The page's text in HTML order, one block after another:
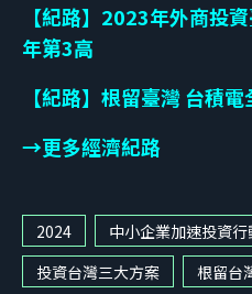
【紀路】2023年外商投
年第3高
【紀路】根留臺灣 台積
→更多經濟紀路
2024 中小企業加速投資
投資台灣三大方案
根留台